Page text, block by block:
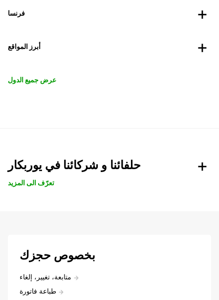
فرنسا
أبرز المواقع
عرض جميع الدول
حلفائنا و شركائنا في يوربكار
تعرّف الى المزيد
بخصوص حجزك
متابعة، تغيير، إلغاء
طباعة فاتورة